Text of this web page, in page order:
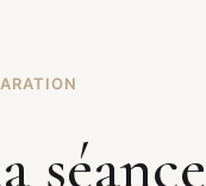
séance